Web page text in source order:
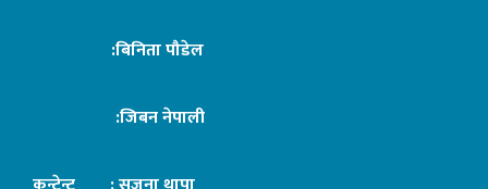
:बिनिता पौडेल
:जिबन नेपाली